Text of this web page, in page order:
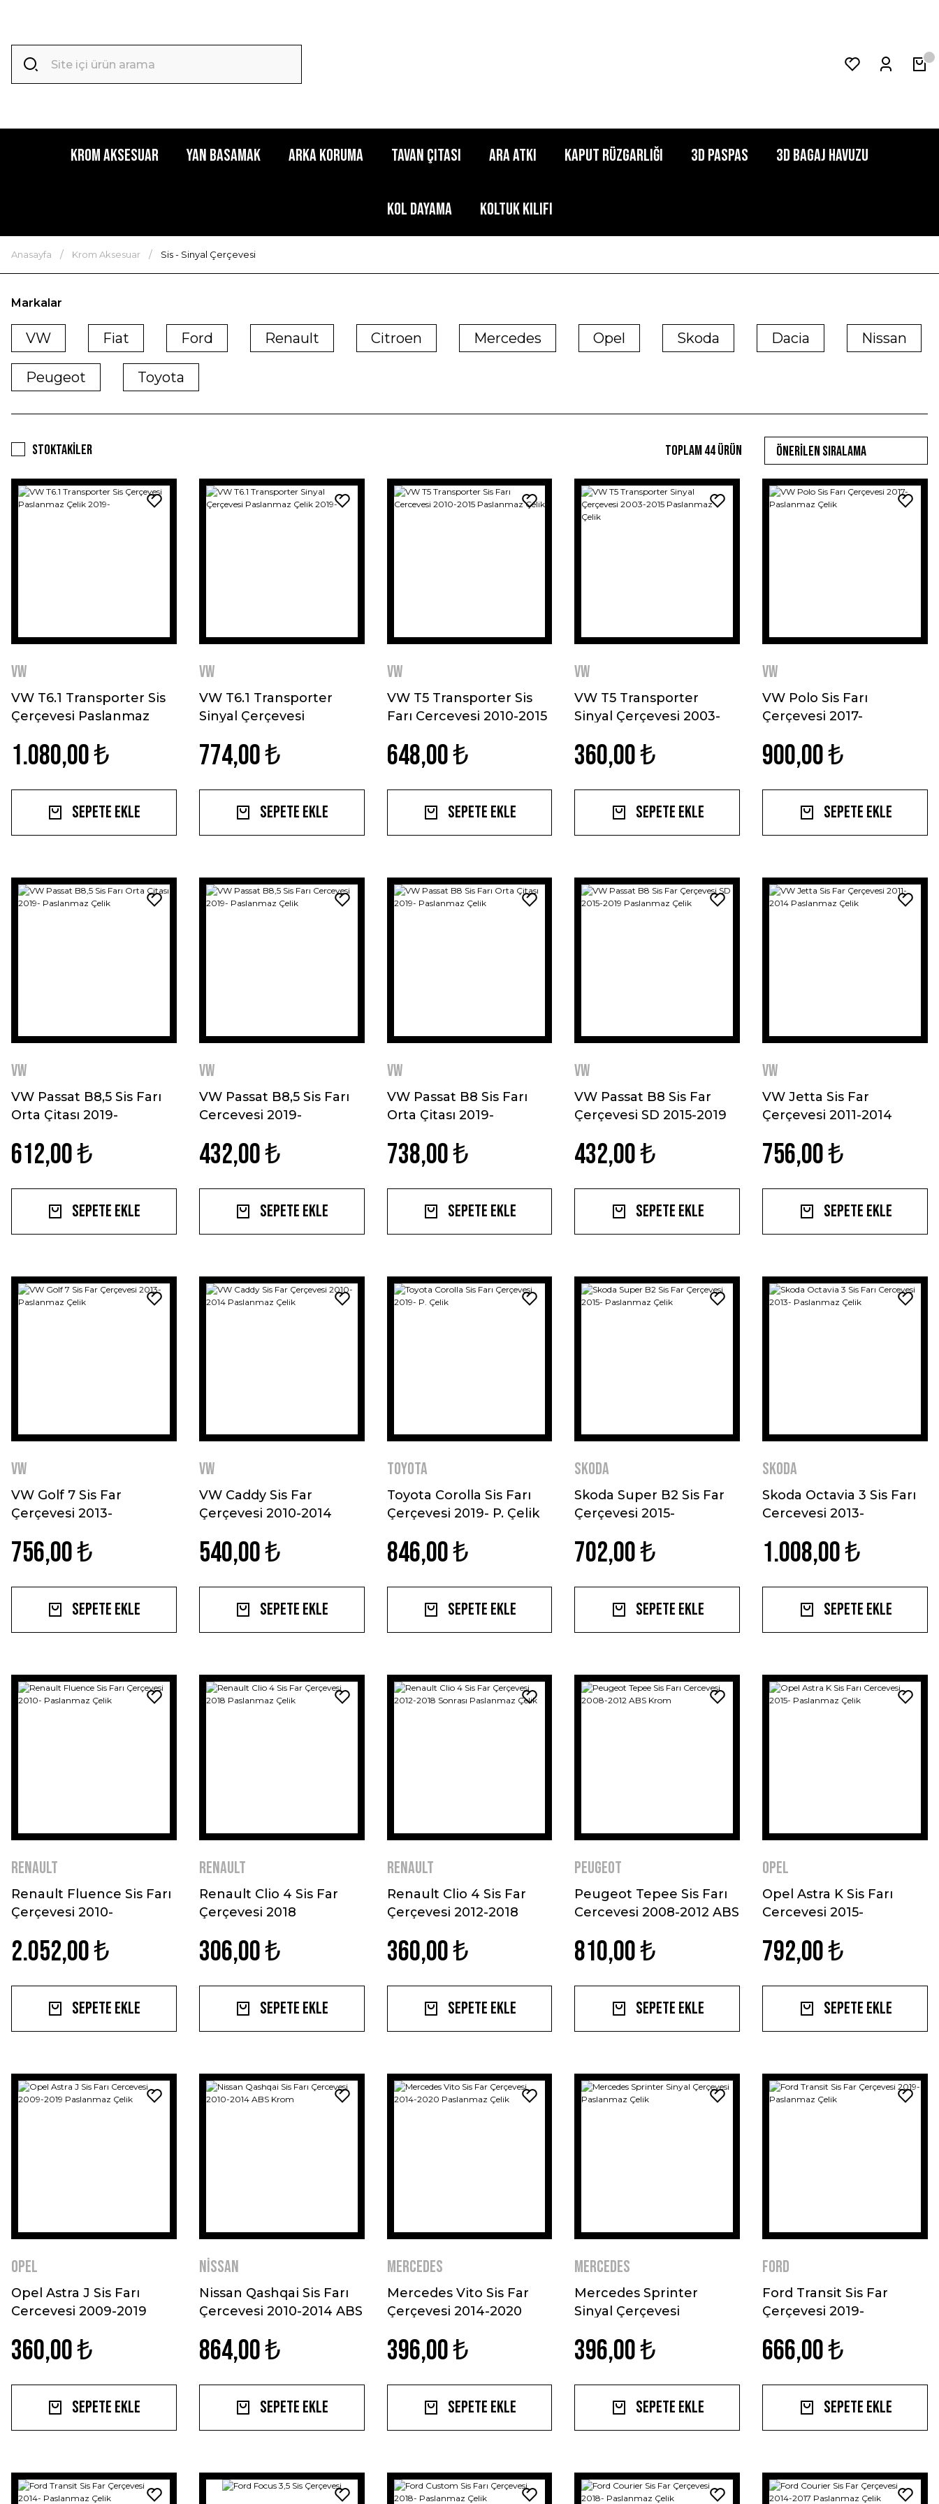
Krom Aksesuar Yan Basamak Arka Koruma Tavan Çıtası Ara Atkı Kaput Rüzgarlığı 3D Paspas 3D Bagaj Havuzu
Kol Dayama Koltuk Kılıfı
Anasayfa Krom Aksesuar Sis - Sinyal Çerçevesi
Markalar
VW Fiat Ford Renault Citroen Mercedes Opel Skoda Dacia Nissan
Peugeot Toyota
Stoktakiler Toplam 44 ürün
VW
VW T6.1 Transporter Sis
Çerçevesi Paslanmaz
1.080,00 ₺
Sepete Ekle
VW
VW T6.1 Transporter
Sinyal Çerçevesi
774,00 ₺
Sepete Ekle
VW
VW T5 Transporter Sis
Farı Cercevesi 2010-2015
648,00 ₺
Sepete Ekle
VW
VW T5 Transporter
Sinyal Çerçevesi 2003-
360,00 ₺
Sepete Ekle
VW
VW Polo Sis Farı
Çerçevesi 2017-
900,00 ₺
Sepete Ekle
VW
VW Passat B8,5 Sis Farı
Orta Çitası 2019-
612,00 ₺
Sepete Ekle
VW
VW Passat B8,5 Sis Farı
Cercevesi 2019-
432,00 ₺
Sepete Ekle
VW
VW Passat B8 Sis Farı
Orta Çitası 2019-
738,00 ₺
Sepete Ekle
VW
VW Passat B8 Sis Far
Çerçevesi SD 2015-2019
432,00 ₺
Sepete Ekle
VW
VW Jetta Sis Far
Çerçevesi 2011-2014
756,00 ₺
Sepete Ekle
VW
VW Golf 7 Sis Far
Çerçevesi 2013-
756,00 ₺
Sepete Ekle
VW
VW Caddy Sis Far
Çerçevesi 2010-2014
540,00 ₺
Sepete Ekle
Toyota
Toyota Corolla Sis Farı
Çerçevesi 2019- P. Çelik
846,00 ₺
Sepete Ekle
Skoda
Skoda Super B2 Sis Far
Çerçevesi 2015-
702,00 ₺
Sepete Ekle
Skoda
Skoda Octavia 3 Sis Farı
Cercevesi 2013-
1.008,00 ₺
Sepete Ekle
Renault
Renault Fluence Sis Farı
Çerçevesi 2010-
2.052,00 ₺
Sepete Ekle
Renault
Renault Clio 4 Sis Far
Çerçevesi 2018
306,00 ₺
Sepete Ekle
Renault
Renault Clio 4 Sis Far
Çerçevesi 2012-2018
360,00 ₺
Sepete Ekle
Peugeot
Peugeot Tepee Sis Farı
Cercevesi 2008-2012 ABS
810,00 ₺
Sepete Ekle
Opel
Opel Astra K Sis Farı
Cercevesi 2015-
792,00 ₺
Sepete Ekle
Opel
Opel Astra J Sis Farı
Cercevesi 2009-2019
360,00 ₺
Sepete Ekle
Nissan
Nissan Qashqai Sis Farı
Çercevesi 2010-2014 ABS
864,00 ₺
Sepete Ekle
Mercedes
Mercedes Vito Sis Far
Çerçevesi 2014-2020
396,00 ₺
Sepete Ekle
Mercedes
Mercedes Sprinter
Sinyal Çerçevesi
396,00 ₺
Sepete Ekle
Ford
Ford Transit Sis Far
Çerçevesi 2019-
666,00 ₺
Sepete Ekle